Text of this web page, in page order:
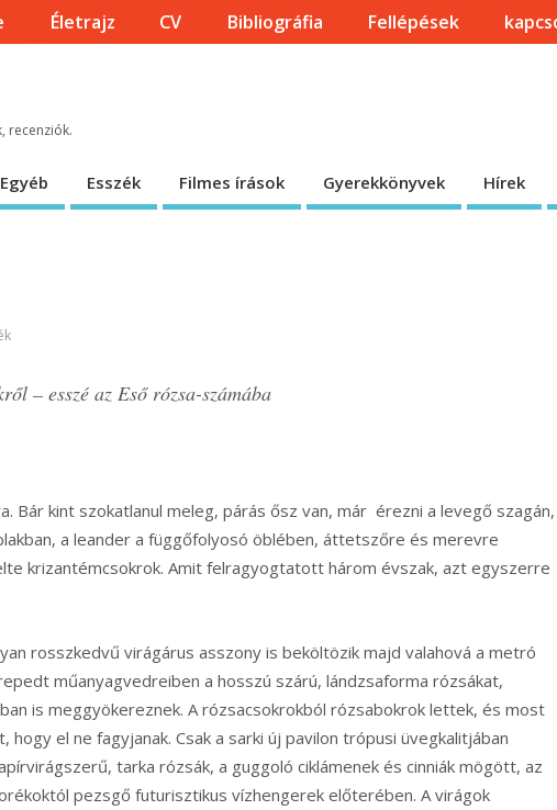
Életrajz CV Bibliográfia Fellépések
recenziók.
Egyéb Esszék Filmes írások Gyerekkönyvek Hírek
– esszé az Eső rózsa-számába
Bár kint szokatlanul meleg, párás ősz van, már érezni a levegő szagán,
a leander a függőfolyosó öblében, áttetszőre és merevre
krizantémcsokrok. Amit felragyogtatott három évszak, azt egyszerre
virágárus asszony is beköltözik majd valahová a metró
műanyagvedreiben a hosszú szárú, lándzsaforma rózsákat,
is meggyökereznek. A rózsacsokrokból rózsabokrok lettek, és most
hogy el ne fagyjanak. Csak a sarki új pavilon trópusi üvegkalitjában
tarka rózsák, a guggoló ciklámenek és cinniák mögött, az
pezsgő futurisztikus vízhengerek előterében. A virágok